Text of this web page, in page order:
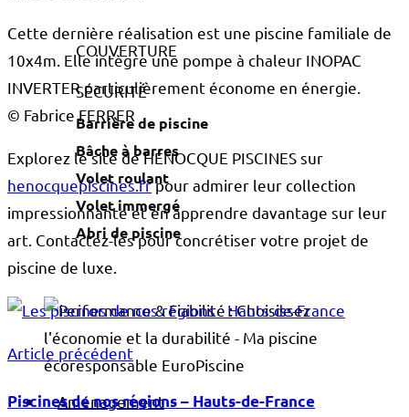
COUVERTURE
SÉCURITÉ
Barrière de piscine
Bâche à barres
Volet roulant
Volet immergé
Abri de piscine
Aménagement
Cette dernière réalisation est une piscine familiale de
10x4m. Elle intègre une pompe à chaleur INOPAC
INVERTER particulièrement économe en énergie.
© Fabrice FERRER
Explorez le site de HÉNOCQUE PISCINES sur
henocquepiscines.frpour admirer leur collection
impressionnante et en apprendre davantage sur leur
art. Contactez-les pour concrétiser votre projet de
piscine de luxe.
Article précédent
Piscines de nos régions – Hauts-de-France